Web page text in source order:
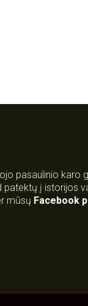
pasaulinio karo
patektų į istorijos
mūsų Facebook